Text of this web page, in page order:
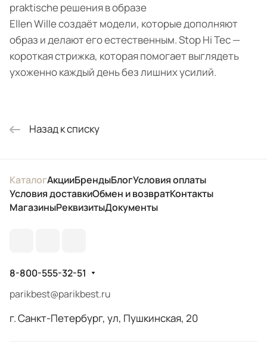
praktische решения в образе
Ellen Wille создаёт модели, которые дополняют
образ и делают его естественным. Stop Hi Tec —
короткая стрижка, которая помогает выглядеть
ухоженно каждый день без лишних усилий.
Назад к списку
КаталогАкцииБрендыБлогУсловия оплаты
Условия доставкиОбмен и возвратКонтакты
МагазиныРеквизитыДокументы
8-800-555-32-51
parikbest@parikbest.ru
г. Санкт-Петербург, ул, Пушкинская, 20